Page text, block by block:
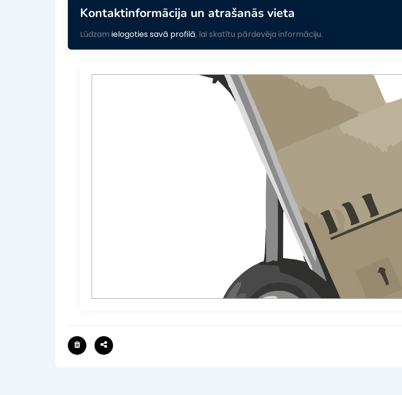
Kontaktinformācija un atrašanās vieta
Lūdzam ielogoties savā profilā, lai skatītu pārdevēja informāciju.